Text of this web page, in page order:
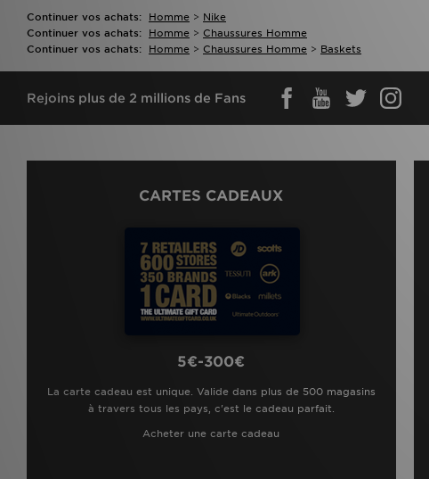
Continuer vos achats: Homme > Nike
Continuer vos achats:
Homme > Chaussures Homme
Continuer vos achats:
Homme > Chaussures Homme > Baskets
Rejoins plus de 2 millions de Fans
CARTES CADEAUX
5€-300€
La carte cadeau est unique. Valide dans plus de 500 magasins
à travers tous les pays, c'est le cadeau parfait.
Acheter une carte cadeau